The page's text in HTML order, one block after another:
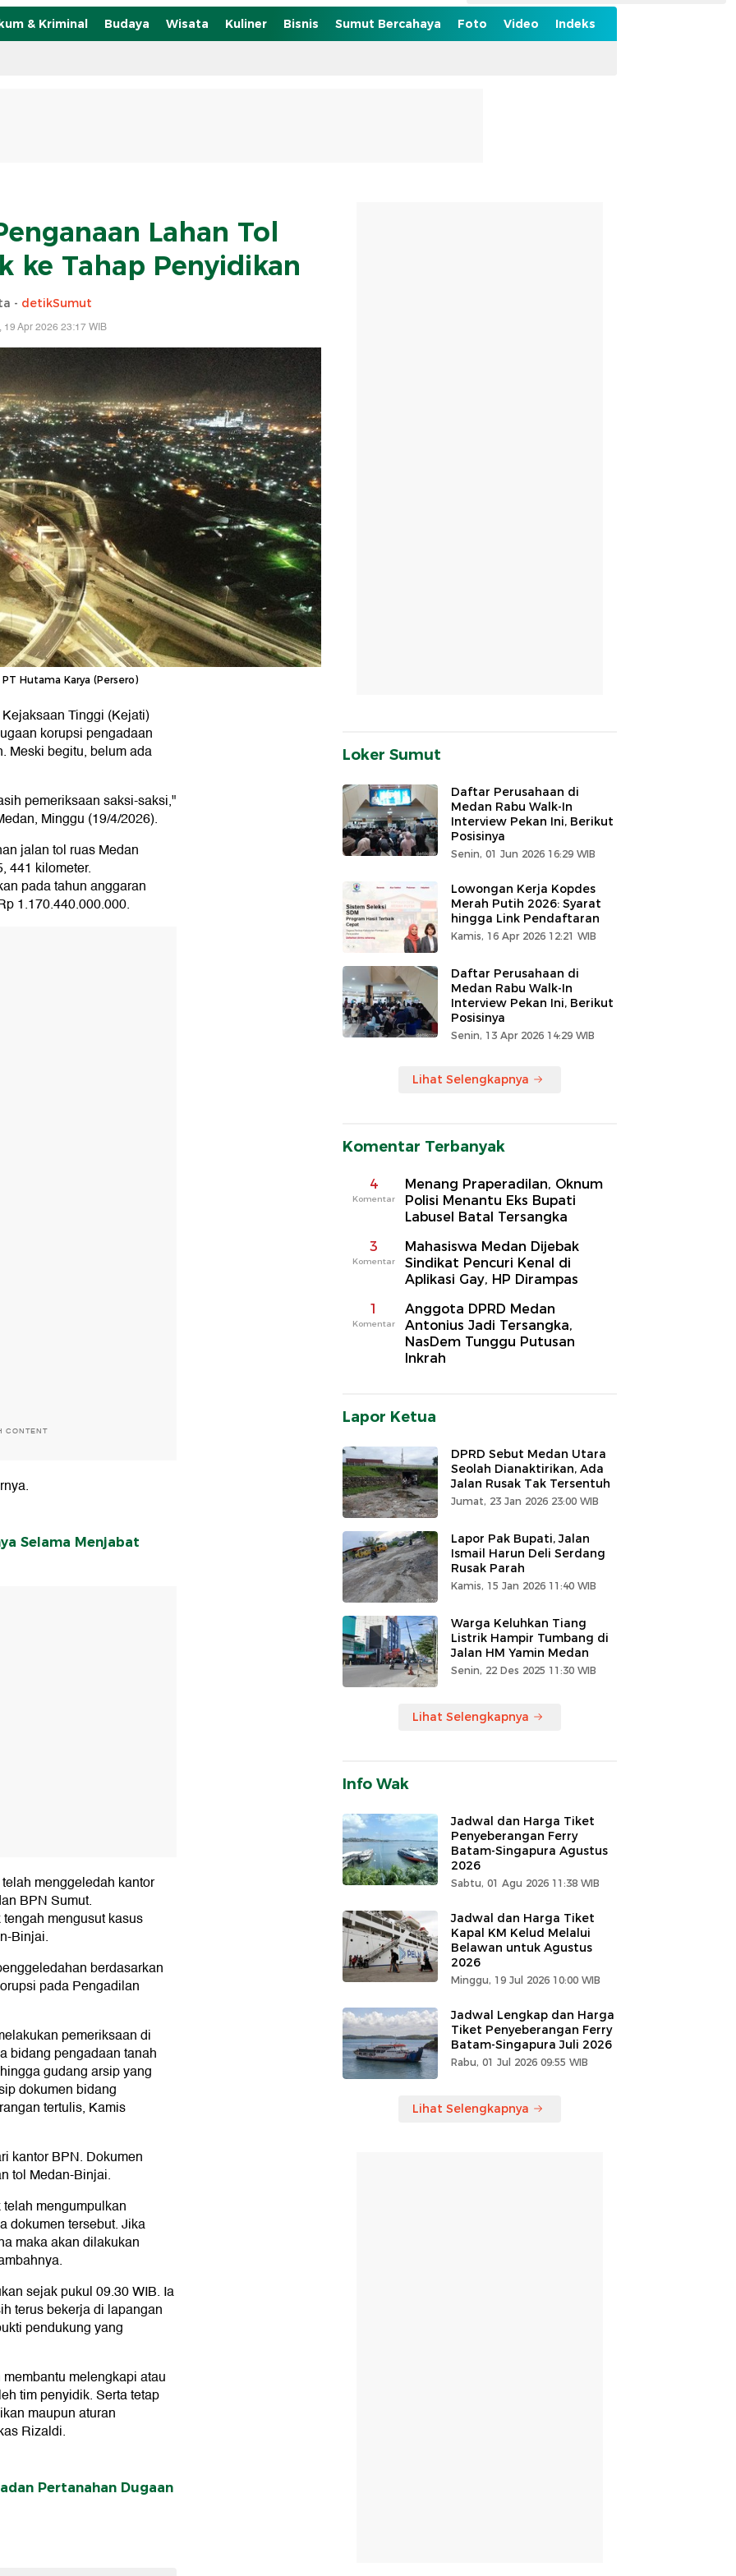
& Kriminal Budaya Wisata Kuliner Bisnis Sumut Bercahaya Foto Video Indeks
Lahan Tol
ke Tahap Penyidikan
- detikSumut
19 Apr 2026 23:17 WIB
Hutama Karya (Persero)
Tinggi (Kejati)
korupsi pengadaan
Meski begitu, belum ada
pemeriksaan saksi-saksi,"
Minggu (19/4/2026).
jalan tol ruas Medan
441 kilometer.
pada tahun anggaran
1.170.440.000.000.
CONTENT
Selama Menjabat
menggeledah kantor
BPN Sumut.
mengusut kasus
Binjai.
berdasarkan
pada Pengadilan
pemeriksaan di
bidang pengadaan tanah
gudang arsip yang
dokumen bidang
tertulis, Kamis
kantor BPN. Dokumen
tol Medan-Binjai.
mengumpulkan
dokumen tersebut. Jika
maka akan dilakukan
sejak pukul 09.30 WIB. Ia
terus bekerja di lapangan
pendukung yang
melengkapi atau
tim penyidik. Serta tetap
maupun aturan
Rizaldi.
Pertanahan Dugaan
Loker Sumut
Daftar Perusahaan di
Medan Rabu Walk-In
Interview Pekan Ini, Berikut
Posisinya
Senin, 01 Jun 2026 16:29 WIB
Lowongan Kerja Kopdes
Merah Putih 2026: Syarat
hingga Link Pendaftaran
Kamis, 16 Apr 2026 12:21 WIB
Daftar Perusahaan di
Medan Rabu Walk-In
Interview Pekan Ini, Berikut
Posisinya
Senin, 13 Apr 2026 14:29 WIB
Lihat Selengkapnya
Komentar Terbanyak
4
Komentar
Menang Praperadilan, Oknum
Polisi Menantu Eks Bupati
Labusel Batal Tersangka
3
Komentar
Mahasiswa Medan Dijebak
Sindikat Pencuri Kenal di
Aplikasi Gay, HP Dirampas
1
Komentar
Anggota DPRD Medan
Antonius Jadi Tersangka,
NasDem Tunggu Putusan
Inkrah
Lapor Ketua
DPRD Sebut Medan Utara
Seolah Dianaktirikan, Ada
Jalan Rusak Tak Tersentuh
Jumat, 23 Jan 2026 23:00 WIB
Lapor Pak Bupati, Jalan
Ismail Harun Deli Serdang
Rusak Parah
Kamis, 15 Jan 2026 11:40 WIB
Warga Keluhkan Tiang
Listrik Hampir Tumbang di
Jalan HM Yamin Medan
Senin, 22 Des 2025 11:30 WIB
Lihat Selengkapnya
Info Wak
Jadwal dan Harga Tiket
Penyeberangan Ferry
Batam-Singapura Agustus
2026
Sabtu, 01 Agu 2026 11:38 WIB
Jadwal dan Harga Tiket
Kapal KM Kelud Melalui
Belawan untuk Agustus
2026
Minggu, 19 Jul 2026 10:00 WIB
Jadwal Lengkap dan Harga
Tiket Penyeberangan Ferry
Batam-Singapura Juli 2026
Rabu, 01 Jul 2026 09:55 WIB
Lihat Selengkapnya